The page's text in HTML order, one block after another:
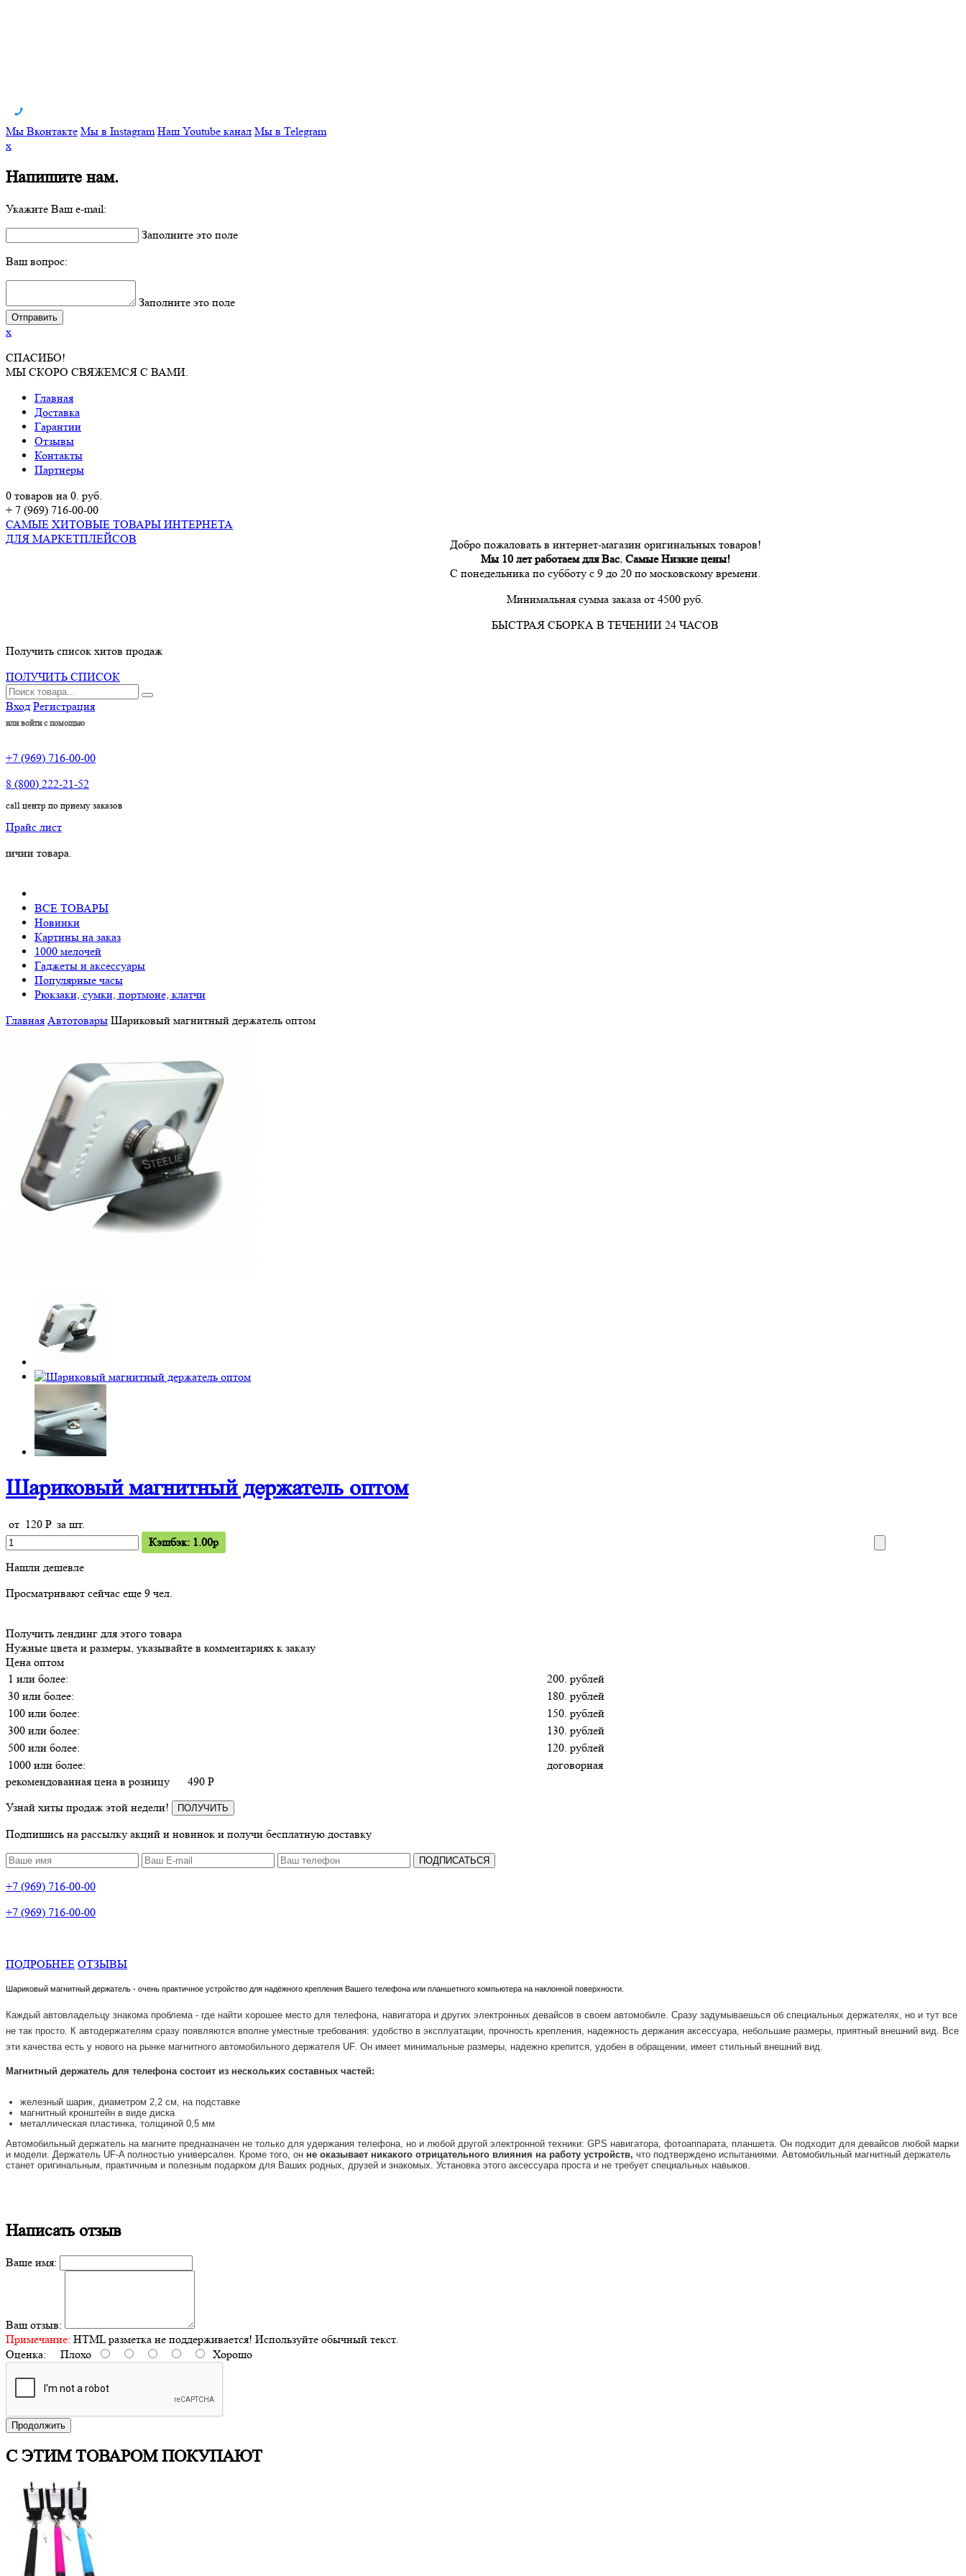
Мы Вконтакте Мы в Instagram Наш Youtube канал Мы в Telegram
x
Напишите нам.
Укажите Ваш e-mail:
Заполните это поле
Ваш вопрос:
Заполните это поле
x
СПАСИБО!
МЫ СКОРО СВЯЖЕМСЯ С ВАМИ.
Главная
Доставка
Гарантии
Отзывы
Контакты
Партнеры
0 товаров на 0. руб.
+ 7 (969) 716-00-00
САМЫЕ ХИТОВЫЕ ТОВАРЫ ИНТЕРНЕТА
ДЛЯ МАРКЕТПЛЕЙСОВ
Добро пожаловать в интернет-магазин оригинальных товаров!
Мы 10 лет работаем для Вас. Самые Низкие цены!
С понедельника по субботу с 9 до 20 по московскому времени.
Минимальная сумма заказа от 4500 руб.
БЫСТРАЯ СБОРКА В ТЕЧЕНИИ 24 ЧАСОВ
Получить список хитов продаж
ПОЛУЧИТЬ СПИСОК
Вход Регистрация
или войти с помощью
+7 (969) 716-00-00
8 (800) 222-21-52
call центр по приему заказов
Прайс лист
ВСЕ ТОВАРЫ
Новинки
Картины на заказ
1000 мелочей
Гаджеты и аксессуары
Популярные часы
Рюкзаки, сумки, портмоне, клатчи
Главная Автотовары Шариковый магнитный держатель оптом
Шариковый магнитный держатель оптом
от 120 Pза шт.
Кэшбэк: 1.00p
Нашли дешевле
Просматривают сейчас еще 9 чел.
Получить лендинг для этого товара
Нужные цвета и размеры, указывайте в комментариях к заказу
Цена оптом
1 или более:
200. рублей
30 или более:
180. рублей
100 или более:
150. рублей
300 или более:
130. рублей
500 или более:
120. рублей
1000 или более:
договорная
рекомендованная цена в розницу
490 P
Узнай хиты продаж этой недели!
ПОЛУЧИТЬ
Подпишись на рассылку акций и новинок и получи бесплатную доставку
ПОДПИСАТЬСЯ
+7 (969) 716-00-00
+7 (969) 716-00-00
ПОДРОБНЕЕ ОТЗЫВЫ
Шариковый магнитный держатель - очень практичное устройство для надёжного крепления Вашего телефона или планшетного компьютера на наклонной поверхности.
Каждый автовладельцу знакома проблема - где найти хорошее место для телефона, навигатора и других электронных девайсов в своем автомобиле. Сразу задумываешься об специальных держателях, но и тут все
не так просто. К автодержателям сразу появляются вполне уместные требования: удобство в эксплуатации, прочность крепления, надежность держания аксессуара, небольшие размеры, приятный внешний вид. Все
эти качества есть у нового на рынке магнитного автомобильного держателя UF. Он имеет минимальные размеры, надежно крепится, удобен в обращении, имеет стильный внешний вид.
Магнитный держатель для телефона состоит из нескольких составных частей:
железный шарик, диаметром 2,2 см, на подставке
магнитный кронштейн в виде диска
металлическая пластинка, толщиной 0,5 мм
Автомобильный держатель на магните предназначен не только для удержания телефона, но и любой другой электронной техники: GPS навигатора, фотоаппарата, планшета. Он подходит для девайсов любой марки
и модели. Держатель UF-A полностью универсален. Кроме того, он не оказывает никакого отрицательного влияния на работу устройств, что подтверждено испытаниями. Автомобильный магнитный держатель
станет оригинальным, практичным и полезным подарком для Ваших родных, друзей и знакомых. Установка этого аксессуара проста и не требует специальных навыков.
Написать отзыв
Ваше имя:
Ваш отзыв:
Примечание: HTML разметка не поддерживается! Используйте обычный текст.
Оценка: Плохо Хорошо
Продолжить
С ЭТИМ ТОВАРОМ ПОКУПАЮТ